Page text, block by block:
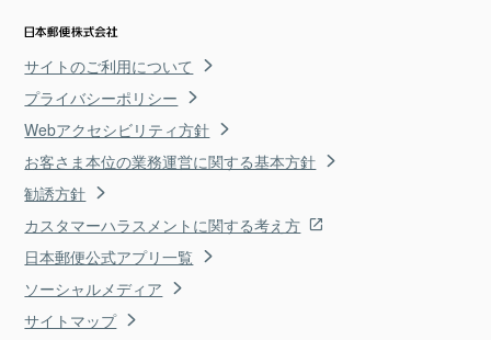
サイトのご利用について
プライバシーポリシー
Webアクセシビリティ方針
お客さま本位の業務運営に関する基本方針
勧誘方針
カスタマーハラスメントに関する考え方
日本郵便公式アプリ一覧
ソーシャルメディア
サイトマップ